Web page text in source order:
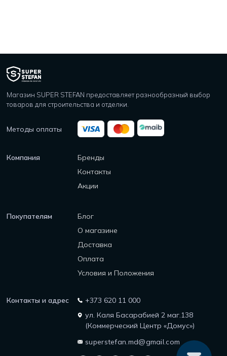
Магазин SUPER STEFAN предоставляет разнообразный выбор
товаров для строительства и отделки.
Методы оплаты
Компания
Бренды
Контакты
Акции
Покупателям
Блог
О магазине
Доставка
Оплата
Условия и Положения
Контакты и адрес
+373 620 11 000
ул. Каля Басарабией 2 маг.138
(Коммерческий Центр «Домус»)
superstefan.md@gmail.com